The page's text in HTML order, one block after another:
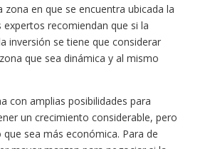
zona en que se encuentra ubicada la
expertos recomiendan que si la
inversión se tiene que considerar
que sea dinámica y al mismo
con amplias posibilidades para
un crecimiento considerable, pero
sea más económica. Para de